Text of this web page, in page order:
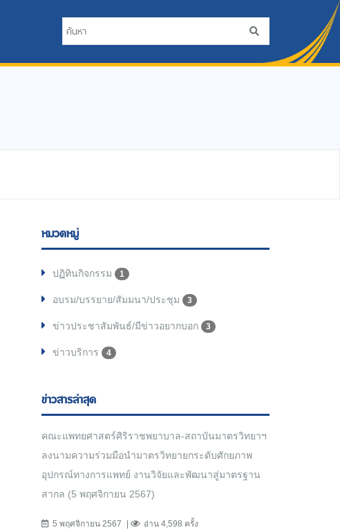
หมวดหมู่
ปฏิทินกิจกรรม 1
อบรม/บรรยาย/สัมมนา/ประชุม 3
ข่าวประชาสัมพันธ์/มีข่าวอยากบอก 3
ข่าวบริการ 4
ข่าวสารล่าสุด
คณะแพทยศาสตร์ศิริราชพยาบาล-สถาบันมาตรวิทยาฯ
ลงนามความร่วมมือนำมาตรวิทยายกระดับศักยภาพ
อุปกรณ์ทางการแพทย์ งานวิจัยและพัฒนาสู่มาตรฐาน
สากล (5 พฤศจิกายน 2567)
5 พฤศจิกายน 2567 อ่าน 4,598 ครั้ง